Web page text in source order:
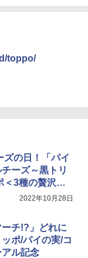
toppo/
ズの日！「パイ
ーズ～黒トリ
＜3種の贅沢チ
2022年10月28日
チ!?」どれに
ポ/パイの実/コ
ル記念